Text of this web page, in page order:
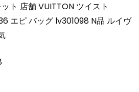
ト 店舗 VUITTON ツイスト
エピ バッグ lv301098 N品 ルイヴ